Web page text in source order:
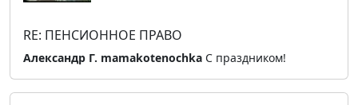
RE: ПЕНСИОННОЕ ПРАВО
Александр Г. mamakotenochka С праздником!